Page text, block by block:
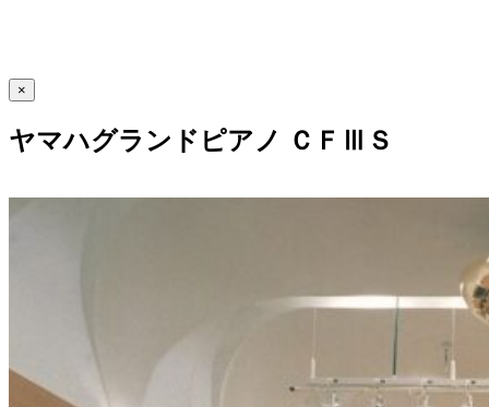
×
ヤマハグランドピアノ ＣＦⅢＳ